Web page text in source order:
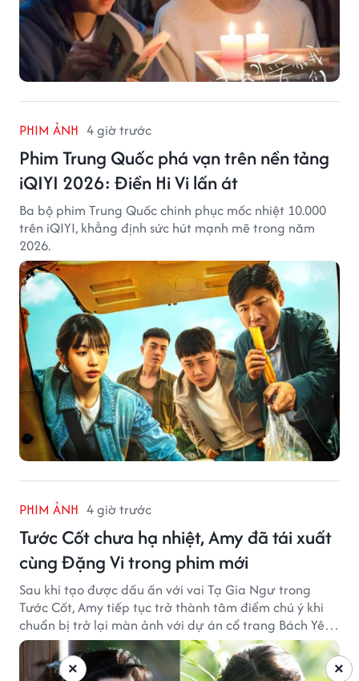
PHIM ẢNH 4 giờ trước
Phim Trung Quốc phá vạn trên nền tảng
iQIYI 2026: Điền Hi Vi lấn át
Ba bộ phim Trung Quốc chinh phục mốc nhiệt 10.000
trên iQIYI, khẳng định sức hút mạnh mẽ trong năm
2026.
PHIM ẢNH 4 giờ trước
Tước Cốt chưa hạ nhiệt, Amy đã tái xuất
cùng Đặng Vi trong phim mới
Sau khi tạo được dấu ấn với vai Tạ Gia Ngư trong
Tước Cốt, Amy tiếp tục trở thành tâm điểm chú ý khi
chuẩn bị trở lại màn ảnh với dự án cổ trang Bách Yêu
Phổ.
×
×